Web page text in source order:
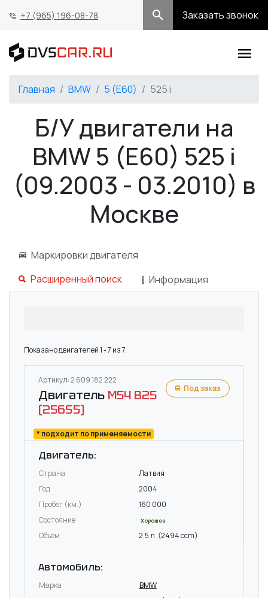
+7 (965) 196-08-78 Заказать звонок
Главная BMW 5 (E60) 525 i
Б/У двигатели на
BMW 5 (E60) 525 i
(09.2003 - 03.2010) в
Москве
Маркировки двигателя
Расширенный поиск
Информация
Показано двигателей 1 - 7 из 7.
Артикул: 2 609 182 222
Двигатель M54 B25
(256S5)
* подходит по применяемости
Под заказ
Двигатель:
Страна
Латвия
Год
2004
Пробег (км.)
160 000
Состояние
Хорошее
Объём 2.5 л. (2494 ccm)
Автомобиль:
Марка
BMW